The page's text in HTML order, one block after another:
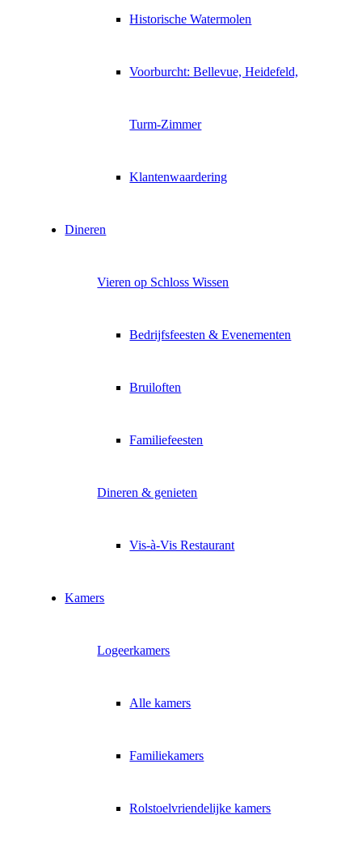
Historische Watermolen
Voorburcht: Bellevue, Heidefeld,
Turm-Zimmer
Klantenwaardering
Dineren
Vieren op Schloss Wissen
Bedrijfsfeesten & Evenementen
Bruiloften
Familiefeesten
Dineren & genieten
Vis-à-Vis Restaurant
Kamers
Logeerkamers
Alle kamers
Familiekamers
Rolstoelvriendelijke kamers